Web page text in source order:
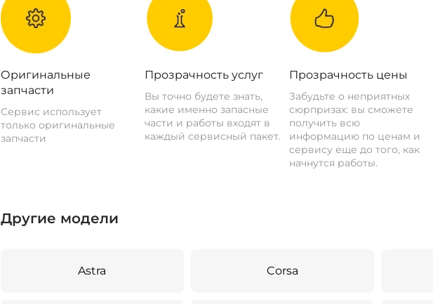
Оригинальные
запчасти
Сервис использует
только оригинальные
запчасти
Прозрачность услуг
Вы точно будете знать,
какие именно запасные
части и работы входят в
каждый сервисный пакет.
Прозрачность цены
Забудьте о неприятных
сюрпризах: вы сможете
получить всю
информацию по ценам и
сервису еще до того, как
начнутся работы.
Другие модели
Astra Corsa